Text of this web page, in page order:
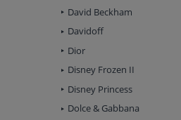
David Beckham
Davidoff
Dior
Disney Frozen II
Disney Princess
Dolce & Gabbana